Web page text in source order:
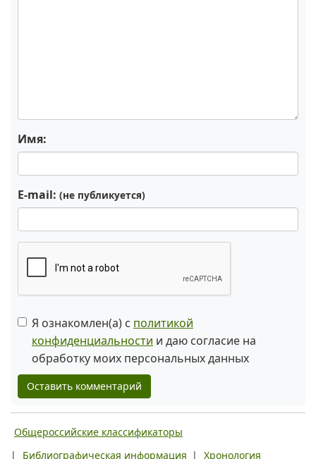
Имя:
E-mail: (не публикуется)
Я ознакомлен(а) с политикой
конфиденциальности и даю согласие на
обработку моих персональных данных
Оставить комментарий
Общероссийские классификаторы
|
Библиографическая информация | Хронология